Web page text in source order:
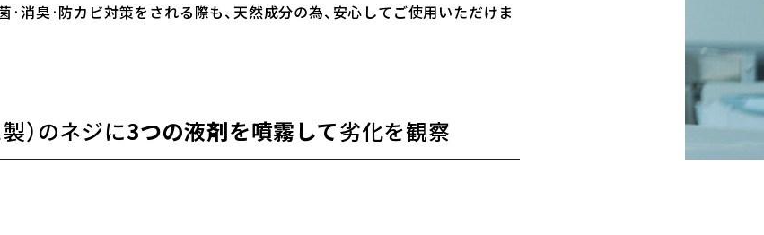
消臭·防カビ対策をされる際も、天然成分の為、安心してご使用いただけま
）のネジに3つの液剤を噴霧して劣化を観察